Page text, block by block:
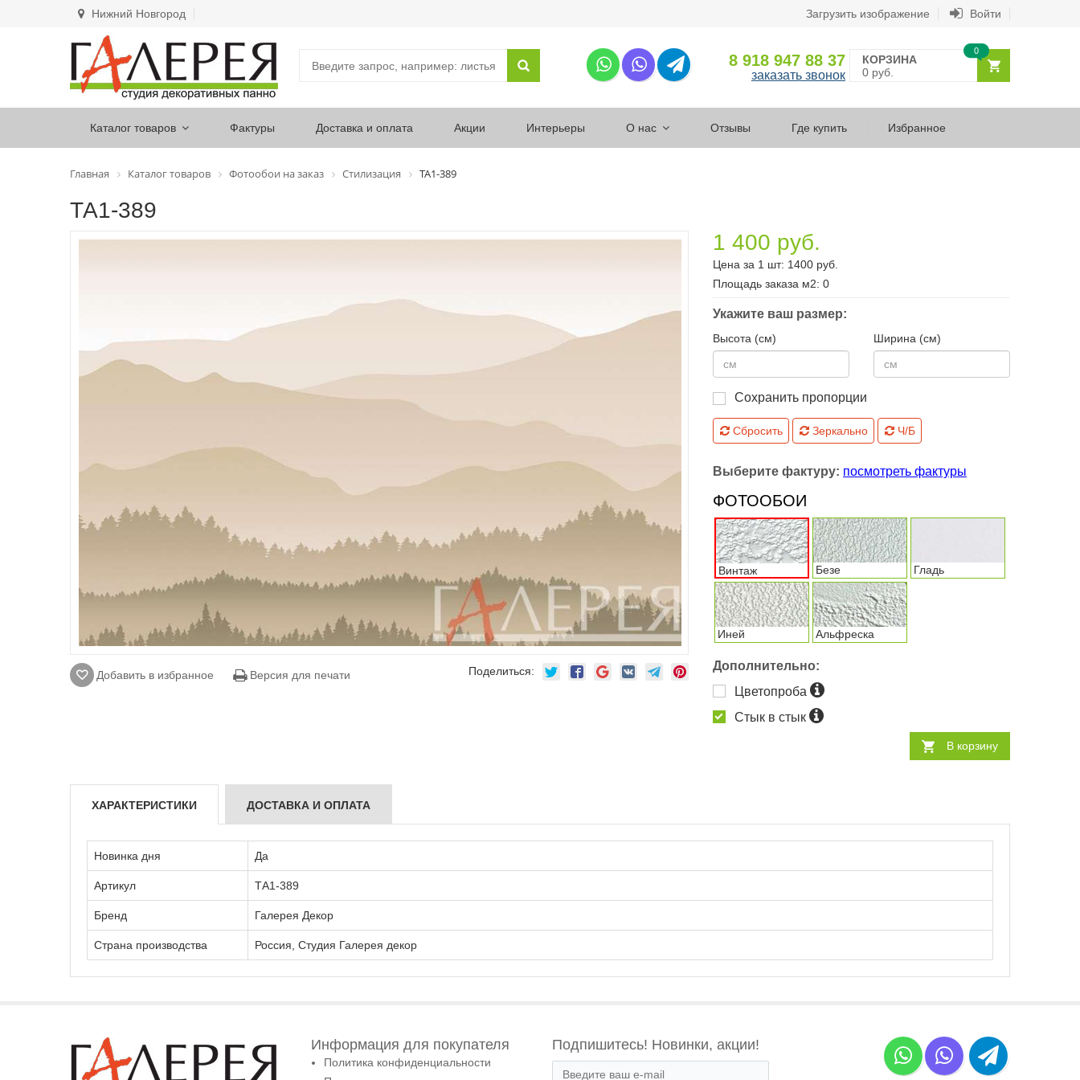
Нижний Новгород Загрузить изображение Войти
8 918 947 88 37
заказать звонок
КОРЗИНА
0 руб.
0
Каталог товаров Фактуры Доставка и оплата Акции Интерьеры О нас Отзывы Где купить Избранное
Главная Каталог товаров Фотообои на заказ Стилизация ТА1-389
ТА1-389
Добавить в избранное Версия для печати Поделиться:
1 400 руб.
Цена за 1 шт: 1400 руб.
Площадь заказа м2: 0
Укажите ваш размер:
Высота (см) Ширина (см)
Сохранить пропорции
Сбросить Зеркально Ч/Б
Выберите фактуру: посмотреть фактуры
ФОТООБОИ
Винтаж Безе Гладь
Иней Альфреска
Дополнительно:
Цветопроба
Стык в стык
В корзину
ХАРАКТЕРИСТИКИ ДОСТАВКА И ОПЛАТА
Новинка дня Да
Артикул ТА1-389
Бренд Галерея Декор
Страна производства Россия, Студия Галерея декор
Информация для покупателя
Политика конфиденциальности
Подпишитесь! Новинки, акции!